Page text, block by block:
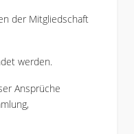
der Mitgliedschaft
werden.
Ansprüche